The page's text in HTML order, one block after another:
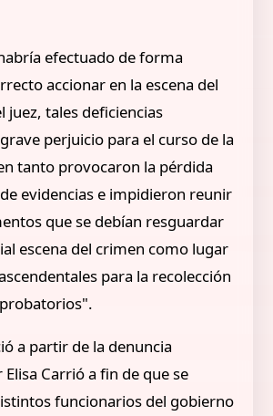
efectuado de forma
accionar en la escena del
juez, tales deficiencias
perjuicio para el curso de la
tanto provocaron la pérdida
evidencias e impidieron reunir
que se debían resguardar
escena del crimen como lugar
para la recolección
a partir de la denuncia
Carrió a fin de que se
funcionarios del gobierno